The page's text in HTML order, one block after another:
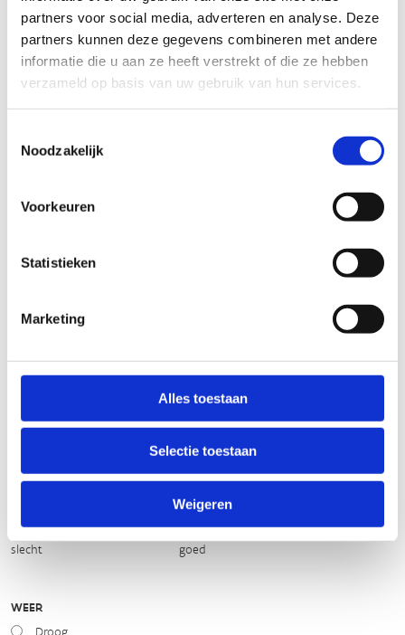
partners voor social media, adverteren en analyse. Deze
partners kunnen deze gegevens combineren met andere
informatie die u aan ze heeft verstrekt of die ze hebben
verzameld op basis van uw gebruik van hun services.
Noodzakelijk
Voorkeuren
Statistieken
Marketing
Alles toestaan
Selectie toestaan
Weigeren
ALGEMENE BEOORDELING *
slecht goed
goed
TIP:ontbrekende signalisatie kan je melden via het
Routemeldpunt
STAAT VAN PARCOURS(ONDERGROND, BEGROEIING, ONDERHOUD)
slecht goed
WEER
Droog